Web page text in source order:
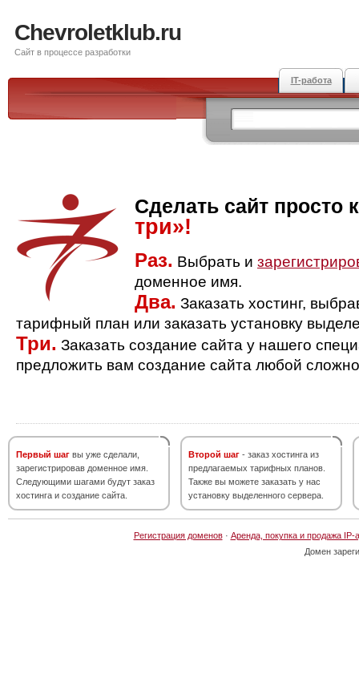
Chevroletklub.ru
Сайт в процессе разработки
IT-работа
Сделать сайт просто
три»!
Раз. Выбрать и
доменное имя.
Два. Заказать хостинг,
тарифный план или заказать установку
Три. Заказать создание сайта у нашего
предложить вам создание сайта любой
Первый шаг вы уже сделали,
зарегистрировав доменное имя.
Следующими шагами будут заказ
хостинга и создание сайта.
Второй шаг - заказ хостинга из
предлагаемых тарифных планов.
Также вы можете заказать у нас
установку выделенного сервера.
Регистрация доменов· Аренда, покупка и продажа IP-
Домен